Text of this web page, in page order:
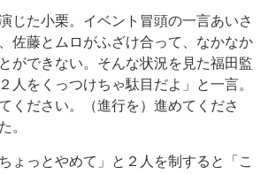
じた小栗。イベント冒頭の一言あいさ
佐藤とムロがふざけ合って、なかなか
ができない。そんな状況を見た福田監
人をくっつけちゃ駄目だよ」と一言。
ください。（進行を）進めてくださ
。
ょっとやめて」と２人を制すると「こ